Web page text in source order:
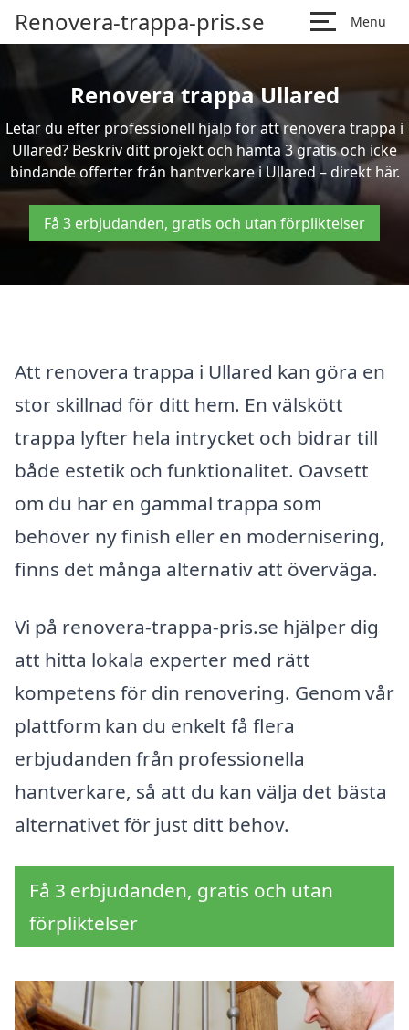
Renovera-trappa-pris.se Menu
Renovera trappa Ullared
Letar du efter professionell hjälp för att renovera trappa i
Ullared? Beskriv ditt projekt och hämta 3 gratis och icke
bindande offerter från hantverkare i Ullared – direkt här.
Få 3 erbjudanden, gratis och utan förpliktelser
Att renovera trappa i Ullared kan göra en
stor skillnad för ditt hem. En välskött
trappa lyfter hela intrycket och bidrar till
både estetik och funktionalitet. Oavsett
om du har en gammal trappa som
behöver ny finish eller en modernisering,
finns det många alternativ att överväga.
Vi på renovera-trappa-pris.se hjälper dig
att hitta lokala experter med rätt
kompetens för din renovering. Genom vår
plattform kan du enkelt få flera
erbjudanden från professionella
hantverkare, så att du kan välja det bästa
alternativet för just ditt behov.
Få 3 erbjudanden, gratis och utan
förpliktelser